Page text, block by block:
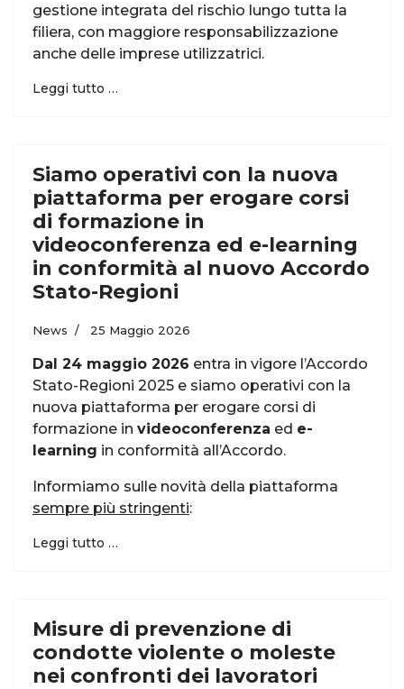
gestione integrata del rischio lungo tutta la
filiera, con maggiore responsabilizzazione
anche delle imprese utilizzatrici.
Leggi tutto …
Siamo operativi con la nuova
piattaforma per erogare corsi
di formazione in
videoconferenza ed e-learning
in conformità al nuovo Accordo
Stato-Regioni
News 25 Maggio 2026
Dal 24 maggio 2026 entra in vigore l’Accordo
Stato-Regioni 2025 e siamo operativi con la
nuova piattaforma per erogare corsi di
formazione in videoconferenza ed e-
learning in conformità all’Accordo.
Informiamo sulle novità della piattaforma
sempre più stringenti:
Leggi tutto …
Misure di prevenzione di
condotte violente o moleste
nei confronti dei lavoratori